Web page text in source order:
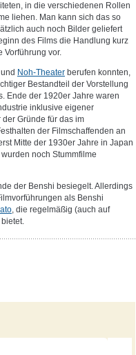
in die verschiedenen Rollen
liehen. Man kann sich das so
auch noch Bilder geliefert
des Films die Handlung kurz
Vorführung vor.
und Noh-Theater berufen konnten,
Bestandteil der Vorstellung
Ende der 1920er Jahre waren
inklusive eigener
Gründe für das im
der Filmschaffenden an
Mitte der 1930er Jahre in Japan
noch Stummfilme
der Benshi besiegelt. Allerdings
als Benshi
, die regelmäßig (auch auf